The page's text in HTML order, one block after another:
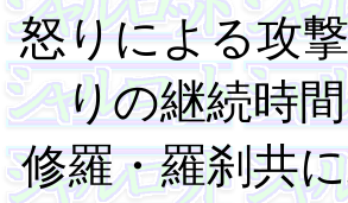
怒りによる攻
りの継続時
修羅・羅刹共